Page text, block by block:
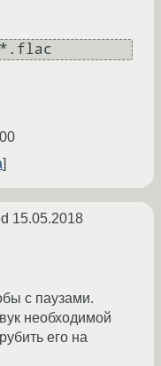
15.05.2018
с паузами.
необходимой
его на